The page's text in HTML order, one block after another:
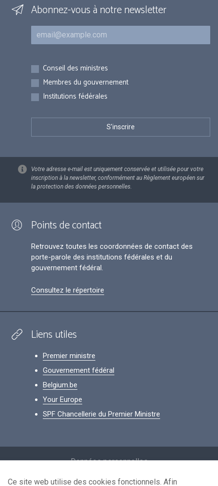
Abonnez-vous à notre newsletter
Courriel
Inscriptions
Conseil des ministres
Membres du gouvernement
Institutions fédérales
Votre adresse e-mail est uniquement conservée et utilisée pour votre
inscription à la newsletter, conformément au Règlement européen sur
la protection des données personnelles.
Points de contact
Retrouvez toutes les coordonnées de contact des
porte-parole des institutions fédérales et du
gouvernement fédéral.
Consultez le répertoire
Liens utiles
Premier ministre
Gouvernement fédéral
Belgium.be
Your Europe
SPF Chancellerie du Premier Ministre
Données personnelles
Conditions de réutilisation
Ce site web utilise des cookies fonctionnels. Afin